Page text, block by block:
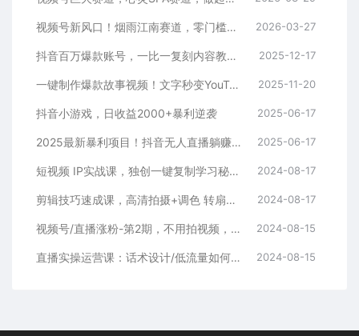
视频号新风口！烟雨江南赛道，零门槛日入 500+ 2026-03-27
抖音百万爆款账号，一比一复刻内容教程，从0-1实操课，小白也能学会，复制爆款，月入10w+ 2025-12-17
一键制作爆款故事视频！文字秒变YouTube自动发布的傻瓜式教程 2025-11-20
抖音小游戏，日收益2000+暴利逆袭 2025-06-17
2025最新暴利项目！抖音无人直播躺赚攻略！抖音无人直播3.0玩法！0门槛… 2025-06-17
短视频 IP实战课，独创一键复制学习秘籍，转战新领域，月赚五万轻松行 2024-08-17
剪辑技巧速成课，高清拍摄+调色 转扇子，建筑-抠图精通，新手秒变剪辑专家 2024-08-17
视频号/直播涨粉-第2期，不用拍视频，不用卖货，在直播间做菜，就可以搞钱 2024-08-15
直播实操运营课：话术设计/低流量如何提升/话术框架/全场燃爆/非常干货 2024-08-15